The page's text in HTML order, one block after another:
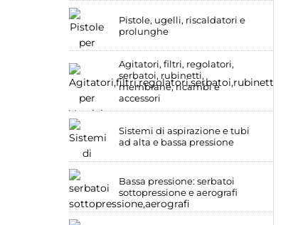
Pistole, ugelli, riscaldatori e
prolunghe
Agitatori, filtri, regolatori,
serbatoi, rubinetti,
membrane, ricambi e
accessori
Sistemi di aspirazione e tubi
ad alta e bassa pressione
Bassa pressione: serbatoi
sottopressione e aerografi